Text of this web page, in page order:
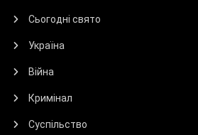
Сьогодні свято
Україна
Війна
Кримінал
Суспільство